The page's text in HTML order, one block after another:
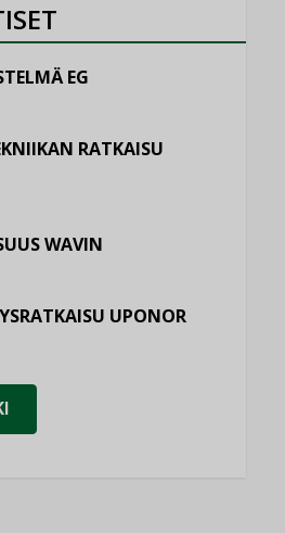
EG
RATKAISU
WAVIN
UPONOR